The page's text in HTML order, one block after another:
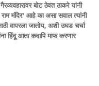
बोट ठेवत ठाकरे यांनी
मंदिर' आहे का असा सवाल त्यांनी
वापरला जातोय, अशी उघड चर्चा
हिंदू आता कदापि माफ करणार